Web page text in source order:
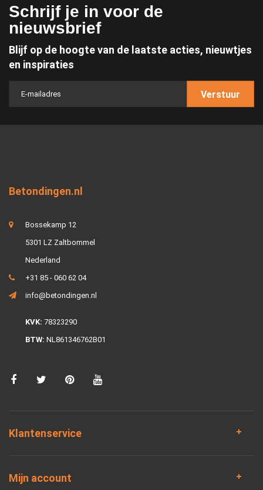
Schrijf je in voor de
nieuwsbrief
Blijf op de hoogte van de laatste acties, nieuwtjes
en inspiraties
Verstuur
Betondingen.nl
Bossekamp 12
5301 LZ Zaltbommel
Nederland
+31 85 - 060 62 04
info@betondingen.nl
KVK: 78323290
BTW: NL861346762B01
Klantenservice
Mijn account